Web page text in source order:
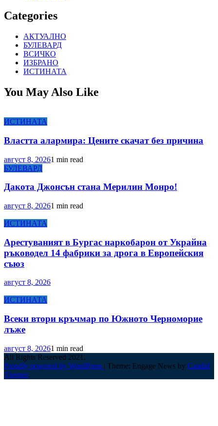
Categories
АКТУАЛНО
БУЛЕВАРД
ВСИЧКО
ИЗБРАНО
ИСТИНАТА
You May Also Like
ИСТИНАТА
Властта алармира: Цените скачат без причина
август 8, 20261 min read
БУЛЕВАРД
Дакота Джонсън стана Мерилин Монро!
август 8, 20261 min read
ИСТИНАТА
Арестуваният в Бургас наркобарон от Украйна
ръководел 14 фабрики за дрога в Европейския
съюз
август 8, 2026
ИСТИНАТА
Всеки втори кръчмар по Южното Черноморие
лъже
август 8, 20261 min read
All Rights Reserved 2021.
Proudly powered by WordPress | Theme: Engage News by Candid
Themes.